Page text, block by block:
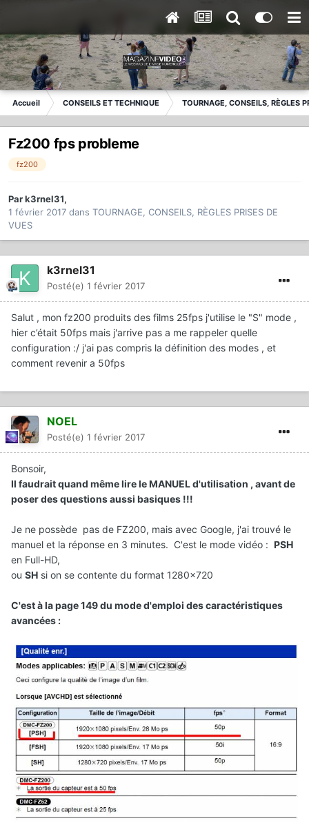
Accueil CONSEILS ET TECHNIQUE TOURNAGE, CONSEILS, RÈGLES
Fz200 fps probleme
fz200
Park3rnel31,
1 février 2017 dans TOURNAGE, CONSEILS, RÈGLES PRISES DE
VUES
k3rnel31
Posté(e) 1 février 2017
Salut , mon fz200 produits des films 25fps j'utilise le "S" mode ,
hier c’était 50fps mais j'arrive pas a me rappeler quelle
configuration :/ j'ai pas compris la définition des modes , et
comment revenir a 50fps
NOEL
Posté(e) 1 février 2017
Bonsoir,
Il faudrait quand même lire le MANUEL d'utilisation , avant de
poser des questions aussi basiques !!!
Je ne possède pas de FZ200, mais avec Google, j'ai trouvé le
manuel et la réponse en 3 minutes. C'est le mode vidéo : PSH
en Full-HD,
ou SH si on se contente du format 1280x720
C'est à la page 149 du mode d'emploi des caractéristiques
avancées :